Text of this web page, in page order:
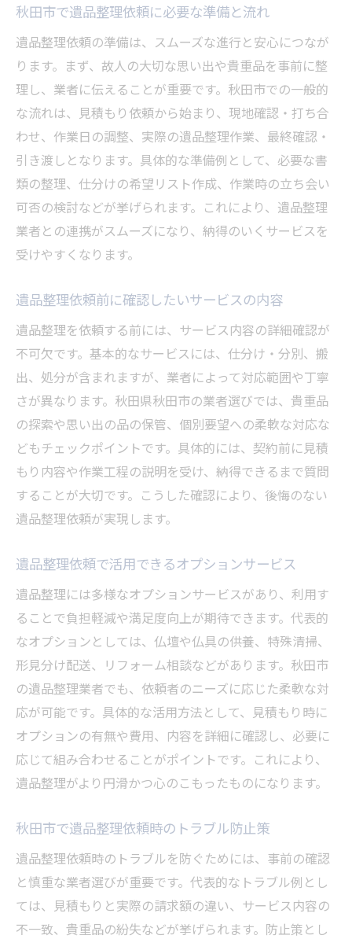
秋田市で遺品整理依頼に必要な準備と流れ
遺品整理依頼の準備は、スムーズな進行と安心につなが
ります。まず、故人の大切な思い出や貴重品を事前に整
理し、業者に伝えることが重要です。秋田市での一般的
な流れは、見積もり依頼から始まり、現地確認・打ち合
わせ、作業日の調整、実際の遺品整理作業、最終確認・
引き渡しとなります。具体的な準備例として、必要な書
類の整理、仕分けの希望リスト作成、作業時の立ち会い
可否の検討などが挙げられます。これにより、遺品整理
業者との連携がスムーズになり、納得のいくサービスを
受けやすくなります。
遺品整理依頼前に確認したいサービスの内容
遺品整理を依頼する前には、サービス内容の詳細確認が
不可欠です。基本的なサービスには、仕分け・分別、搬
出、処分が含まれますが、業者によって対応範囲や丁寧
さが異なります。秋田県秋田市の業者選びでは、貴重品
の探索や思い出の品の保管、個別要望への柔軟な対応な
どもチェックポイントです。具体的には、契約前に見積
もり内容や作業工程の説明を受け、納得できるまで質問
することが大切です。こうした確認により、後悔のない
遺品整理依頼が実現します。
遺品整理依頼で活用できるオプションサービス
遺品整理には多様なオプションサービスがあり、利用す
ることで負担軽減や満足度向上が期待できます。代表的
なオプションとしては、仏壇や仏具の供養、特殊清掃、
形見分け配送、リフォーム相談などがあります。秋田市
の遺品整理業者でも、依頼者のニーズに応じた柔軟な対
応が可能です。具体的な活用方法として、見積もり時に
オプションの有無や費用、内容を詳細に確認し、必要に
応じて組み合わせることがポイントです。これにより、
遺品整理がより円滑かつ心のこもったものになります。
秋田市で遺品整理依頼時のトラブル防止策
遺品整理依頼時のトラブルを防ぐためには、事前の確認
と慎重な業者選びが重要です。代表的なトラブル例とし
ては、見積もりと実際の請求額の違い、サービス内容の
不一致、貴重品の紛失などが挙げられます。防止策とし